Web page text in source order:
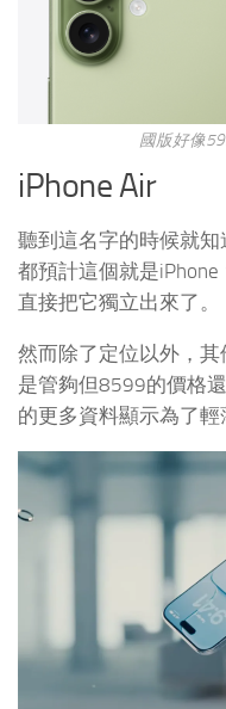
國版好像
iPhone Air
聽到這名字的時候就
都預計這個就是
直接把它獨立出來了。
然而除了定位以外，
是管夠但8599的價格
的更多資料顯示為了輕